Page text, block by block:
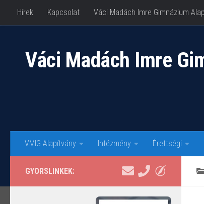
Skip to content
Hírek Kapcsolat Váci Madách Imre Gimnázium
Váci Madách Imre
VMIG Alapítvány Intézmény Érettségi
GYORSLINKEK: